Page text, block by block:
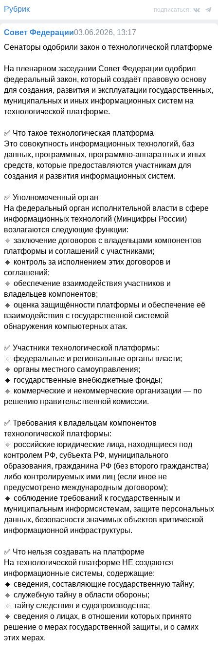
Рубрик подписаться:
Совет Федерации03.06.2026, 13:17
Сенаторы одобрили закон о технологической платформе
На пленарном заседании Совет Федерации одобрил
федеральный закон, который создаёт правовую основу
для создания, развития и эксплуатации государственных,
муниципальных и иных информационных систем на
технологической платформе.
✅ Что такое технологическая платформа
Это совокупность информационных технологий, баз
данных, программных, программно-аппаратных и иных
средств, которые предоставляются участникам для
создания и развития информационных систем.
✅ Уполномоченный орган
На федеральный орган исполнительной власти в сфере
информационных технологий (Минцифры России)
возлагаются следующие функции:
🔹 заключение договоров с владельцами компонентов
платформы и соглашений с участниками;
🔹 контроль за исполнением этих договоров и
соглашений;
🔹 обеспечение взаимодействия участников и
владельцев компонентов;
🔹 оценка защищённости платформы и обеспечение её
взаимодействия с государственной системой
обнаружения компьютерных атак.
✅ Участники технологической платформы:
🔹 федеральные и региональные органы власти;
🔹 органы местного самоуправления;
🔹 государственные внебюджетные фонды;
🔹 коммерческие и некоммерческие организации — по
решению правительственной комиссии.
✅ Требования к владельцам компонентов
технологической платформы:
🔹 российские юридические лица, находящиеся под
контролем РФ, субъекта РФ, муниципального
образования, гражданина РФ (без второго гражданства)
либо контролируемых ими лиц (если иное не
предусмотрено международным договором);
🔹 соблюдение требований к государственным и
муниципальным информсистемам, защите персональных
данных, безопасности значимых объектов критической
информационной инфраструктуры.
✅ Что нельзя создавать на платформе
На технологической платформе НЕ создаются
информационные системы, содержащие:
🔹 сведения, составляющие государственную тайну;
🔹 служебную тайну в области обороны;
🔹 тайну следствия и судопроизводства;
🔹 сведения о лицах, в отношении которых принято
решение о мерах государственной защиты, и о самих
этих мерах.